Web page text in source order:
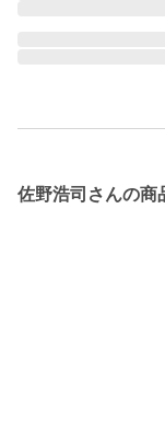
佐野浩司さんの商